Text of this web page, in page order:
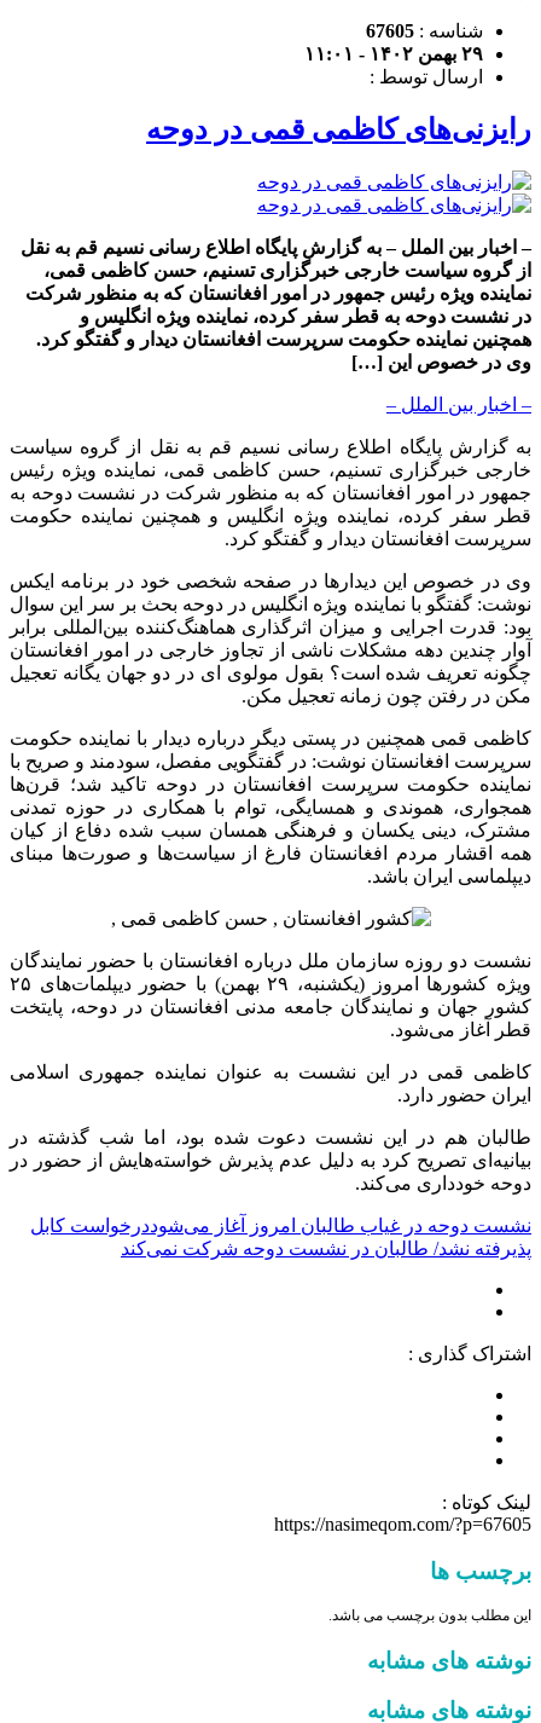
شناسه : 67605
۲۹ بهمن ۱۴۰۲ - ۱۱:۰۱
ارسال توسط :
رایزنی‌های کاظمی قمی در دوحه
– اخبار بین الملل – به گزارش پایگاه اطلاع رسانی نسیم قم به نقل
از گروه سیاست خارجی خبرگزاری تسنیم، حسن کاظمی قمی،
نماینده ویژه رئیس جمهور در امور افغانستان که به منظور شرکت
در نشست دوحه به قطر سفر کرده، نماینده ویژه انگلیس و
همچنین نماینده حکومت سرپرست افغانستان دیدار و گفتگو کرد.
وی در خصوص این […]
– اخبار بین الملل –
به گزارش پایگاه اطلاع رسانی نسیم قم به نقل از گروه سیاست
خارجی خبرگزاری تسنیم، حسن کاظمی قمی، نماینده ویژه رئیس
جمهور در امور افغانستان که به منظور شرکت در نشست دوحه به
قطر سفر کرده، نماینده ویژه انگلیس و همچنین نماینده حکومت
سرپرست افغانستان دیدار و گفتگو کرد.
وی در خصوص این دیدارها در صفحه شخصی خود در برنامه ایکس
نوشت: گفتگو با نماینده ویژه انگلیس در دوحه بحث بر سر این سوال
بود: قدرت اجرایی و میزان اثرگذاری هماهنگ‌کننده بین‌المللی برابر
آوار چندین دهه مشکلات ناشی از تجاوز خارجی در امور افغانستان
چگونه تعریف شده است؟ بقول مولوی ای در دو جهان یگانه تعجیل
مکن در رفتن چون زمانه تعجیل مکن.
کاظمی قمی همچنین در پستی دیگر درباره دیدار با نماینده حکومت
سرپرست افغانستان نوشت: در گفتگویی مفصل، سودمند و صریح با
نماینده حکومت سرپرست افغانستان در دوحه تاکید شد؛ قرن‌ها
همجواری، هموندی و همسایگی، توام با همکاری در حوزه تمدنی
مشترک، دینی یکسان و فرهنگی همسان سبب شده دفاع از کیان
همه اقشار مردم افغانستان فارغ از سیاست‌ها و صورت‌ها مبنای
دیپلماسی ایران باشد.
نشست دو روزه سازمان ملل درباره افغانستان با حضور نمایندگان
ویژه کشورها امروز (یکشنبه، ۲۹ بهمن) با حضور دیپلمات‌های ۲۵
کشور جهان و نمایندگان جامعه مدنی افغانستان در دوحه، پایتخت
قطر آغاز می‌شود.
کاظمی قمی در این نشست به عنوان نماینده جمهوری اسلامی
ایران حضور دارد.
طالبان هم در این نشست دعوت شده بود، اما شب گذشته در
بیانیه‌ای تصریح کرد به دلیل عدم پذیرش خواسته‌هایش از حضور در
دوحه خودداری می‌کند.
نشست دوحه در غیاب طالبان امروز آغاز می‌شوددرخواست کابل
پذیرفته نشد/ طالبان در نشست دوحه شرکت نمی‌کند
اشتراک گذاری :
لینک کوتاه :
https://nasimeqom.com/?p=67605
برچسب ها
این مطلب بدون برچسب می باشد.
نوشته های مشابه
نوشته های مشابه